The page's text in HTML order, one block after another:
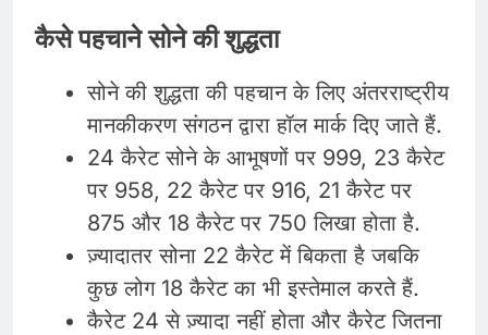
कैसे पहचाने सोने की शुद्धता
सोने की शुद्धता की पहचान के लिए अंतरराष्ट्रीय
मानकीकरण संगठन द्वारा हॉल मार्क दिए जाते हैं.
24 कैरेट सोने के आभूषणों पर 999, 23 कैरेट
पर 958, 22 कैरेट पर 916, 21 कैरेट पर
875 और 18 कैरेट पर 750 लिखा होता है.
ज़्यादातर सोना 22 कैरेट में बिकता है जबकि
कुछ लोग 18 कैरेट का भी इस्तेमाल करते हैं.
कैरेट 24 से ज़्यादा नहीं होता और कैरेट जितना